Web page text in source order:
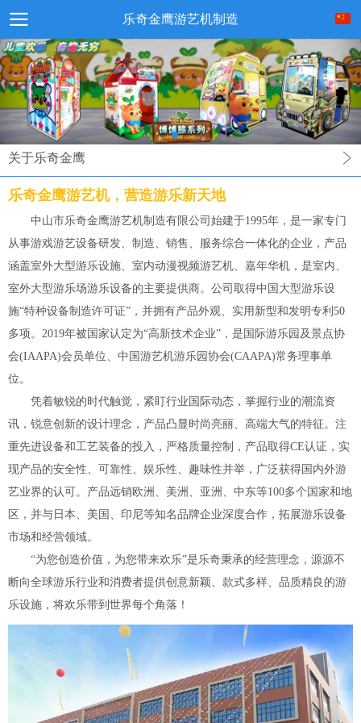
乐奇金鹰游艺机制造
关于乐奇金鹰
乐奇金鹰游艺机，营造游乐新天地
中山市乐奇金鹰游艺机制造有限公司始建于1995年，是一家专门
从事游戏游艺设备研发、制造、销售、服务综合一体化的企业，产品
涵盖室外大型游乐设施、室内动漫视频游艺机、嘉年华机，是室内、
室外大型游乐场游乐设备的主要提供商。公司取得中国大型游乐设
施“特种设备制造许可证”，并拥有产品外观、实用新型和发明专利50
多项。2019年被国家认定为“高新技术企业”，是国际游乐园及景点协
会(IAAPA)会员单位、中国游艺机游乐园协会(CAAPA)常务理事单
位。
凭着敏锐的时代触觉，紧盯行业国际动态，掌握行业的潮流资
讯，锐意创新的设计理念，产品凸显时尚亮丽、高端大气的特征。注
重先进设备和工艺装备的投入，严格质量控制，产品取得CE认证，实
现产品的安全性、可靠性、娱乐性、趣味性并举，广泛获得国内外游
艺业界的认可。产品远销欧洲、美洲、亚洲、中东等100多个国家和地
区，并与日本、美国、印尼等知名品牌企业深度合作，拓展游乐设备
市场和经营领域。
“为您创造价值，为您带来欢乐”是乐奇秉承的经营理念，源源不
断向全球游乐行业和消费者提供创意新颖、款式多样、品质精良的游
乐设施，将欢乐带到世界每个角落！